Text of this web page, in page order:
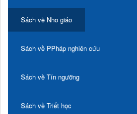
Sách về Nho giáo
Sách về PPháp nghiên cứu
Sách về Tín ngưỡng
Sách về Triết học